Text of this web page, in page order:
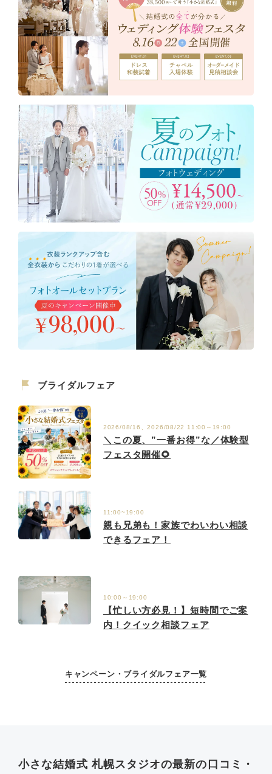
ブライダルフェア
2026/08/16、2026/08/22 11:00～19:00
＼この夏、”一番お得”な／体験型
フェスタ開催🌻
11:00~19:00
親も兄弟も！家族でわいわい相談
できるフェア！
10:00～19:00
【忙しい方必見！】短時間でご案
内！クイック相談フェア
キャンペーン・ブライダルフェア一覧
小さな結婚式 札幌スタジオの最新の口コミ・